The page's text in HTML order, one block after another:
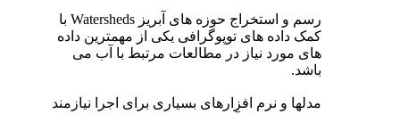
رسم و استخراج حوزه های آبریز Watersheds با
کمک داده های توپوگرافی یکی از مهمترین داده
های مورد نیاز در مطالعات مرتبط با آب می
باشد.
مدلها و نرم افزارهای بسیاری برای اجرا نیازمند